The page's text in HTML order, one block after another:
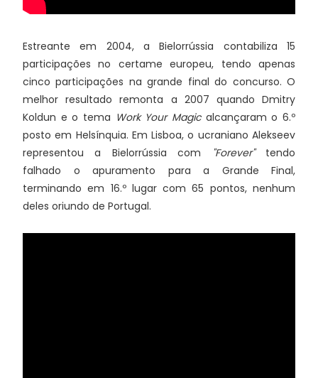
Estreante em 2004, a Bielorrússia contabiliza 15
participações no certame europeu, tendo apenas
cinco participações na grande final do concurso. O
melhor resultado remonta a 2007 quando Dmitry
Koldun e o tema Work Your Magicalcançaram o 6.º
posto em Helsínquia. Em Lisboa, o ucraniano Alekseev
representou a Bielorrússia com
"Forever"tendo
falhado o apuramento para a Grande Final,
terminando em 16.º lugar com 65 pontos, nenhum
deles oriundo de Portugal.